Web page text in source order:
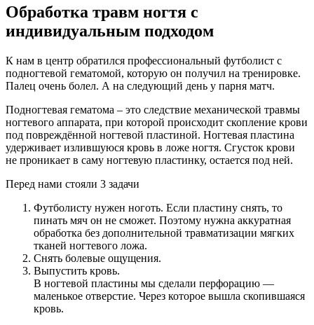
Обработка травм ногтя с
индивидуальным подходом
К нам в центр обратился профессиональный футболист с
подногтевой гематомой, которую он получил на тренировке.
Палец очень болел. А на следующий день у парня матч.
Подногтевая гематома – это следствие механической травмы
ногтевого аппарата, при которой происходит скопление крови
под повреждённой ногтевой пластиной. Ногтевая пластина
удерживает излившуюся кровь в ложе ногтя. Сгусток крови
не проникает в саму ногтевую пластинку, остается под ней.
Перед нами стояли 3 задачи
Футболисту нужен ноготь. Если пластину снять, то
пинать мяч он не сможет. Поэтому нужна аккуратная
обработка без дополнительной травматизации мягких
тканей ногтевого ложа.
Снять болевые ощущения.
Выпустить кровь.
В ногтевой пластины мы сделали перфорацию —
маленькое отверстие. Через которое вышла скопившаяся
кровь.